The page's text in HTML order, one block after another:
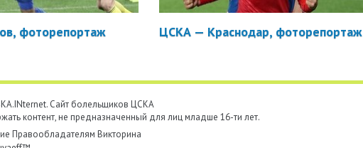
фоторепортаж ЦСКА — Краснодар, фоторепортаж
Cайт болельщиков ЦСКА
контент, не предназначенный для лиц младше 16-ти лет.
Правообладателям Викторина